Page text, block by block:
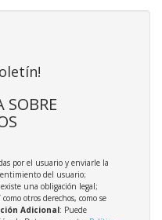
SOBRE
por el usuario y enviarle la
del usuario;
una obligación legal;
otros derechos, como se
Adicional: Puede